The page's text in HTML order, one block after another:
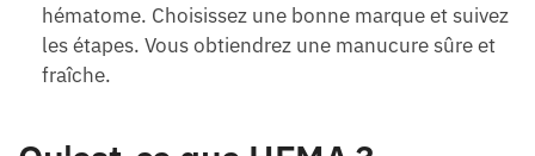
hématome. Choisissez une bonne marque et suivez
les étapes. Vous obtiendrez une manucure sûre et
fraîche.